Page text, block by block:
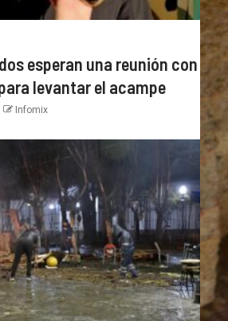
esperan una reunión con
levantar el acampe
Infomix